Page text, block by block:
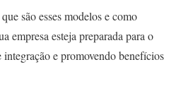
são esses modelos e como
empresa esteja preparada para o
e promovendo benefícios